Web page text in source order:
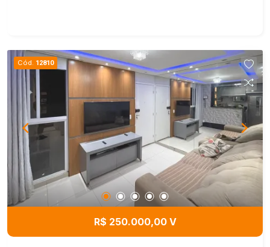
Cód. 12810
R$ 250.000,00 V